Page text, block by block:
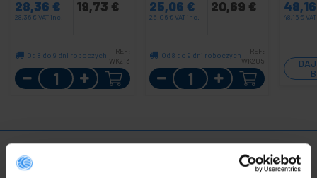
28,36 €
28,36 € VAT inc.
19,73 €
Od 8 do 9 dni roboczych
REF:
WK213
Ilość
25,06 €
25,06 € VAT inc.
20,69 €
Od 8 do 9 dni roboczych
REF:
WK205
Ilość
48,16 €
Więcej informacji